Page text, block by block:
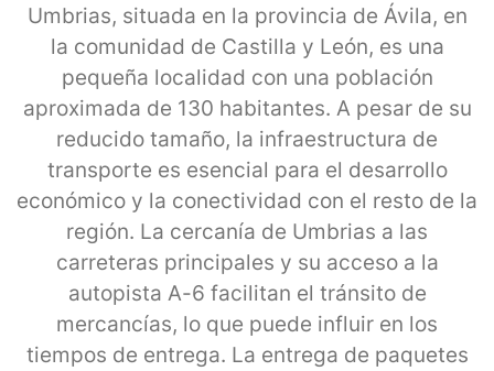
Umbrias, situada en la provincia de Ávila, en
la comunidad de Castilla y León, es una
pequeña localidad con una población
aproximada de 130 habitantes. A pesar de su
reducido tamaño, la infraestructura de
transporte es esencial para el desarrollo
económico y la conectividad con el resto de la
región. La cercanía de Umbrias a las
carreteras principales y su acceso a la
autopista A-6 facilitan el tránsito de
mercancías, lo que puede influir en los
tiempos de entrega. La entrega de paquetes